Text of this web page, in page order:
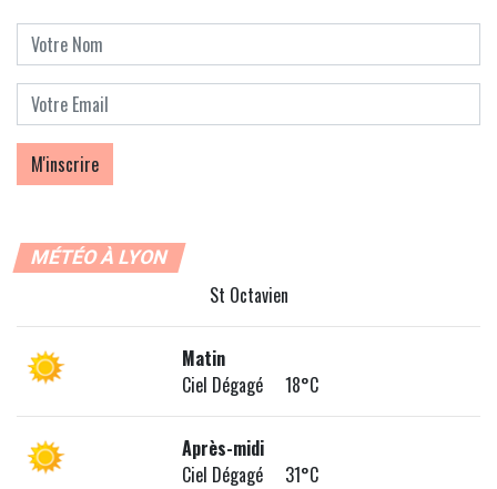
MÉTÉO À LYON
St Octavien
Matin
Ciel Dégagé 18°C
Après-midi
Ciel Dégagé 31°C